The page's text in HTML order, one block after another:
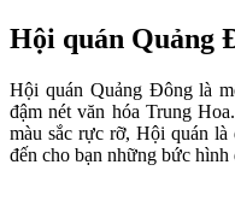
Hội quán Quảng
Hội quán Quảng Đông là
đậm nét văn hóa Trung
màu sắc rực rỡ, Hội quán
đến cho bạn những bức hình